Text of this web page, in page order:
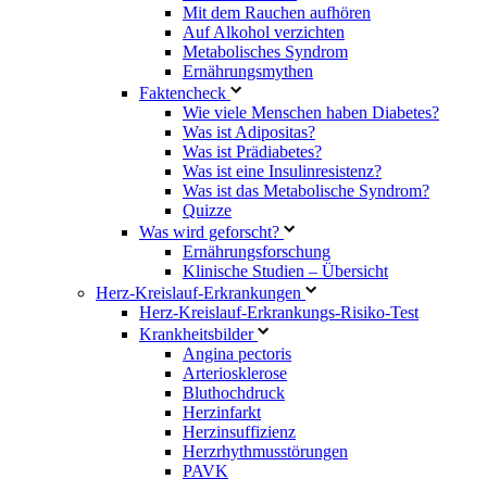
Mit dem Rauchen aufhören
Auf Alkohol verzichten
Metabolisches Syndrom
Ernährungsmythen
Faktencheck
Wie viele Menschen haben Diabetes?
Was ist Adipositas?
Was ist Prädiabetes?
Was ist eine Insulinresistenz?
Was ist das Metabolische Syndrom?
Quizze
Was wird geforscht?
Ernährungsforschung
Klinische Studien – Übersicht
Herz-Kreislauf-Erkrankungen
Herz-Kreislauf-Erkrankungs-Risiko-Test
Krankheitsbilder
Angina pectoris
Arteriosklerose
Bluthochdruck
Herzinfarkt
Herzinsuffizienz
Herzrhythmusstörungen
PAVK